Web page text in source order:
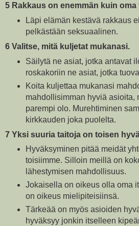
5 Rakkaus on enemmän kuin oma
Läpi elämän kestävä rakkaus
pelkästään seksuaalinen.
6 Valitse, mitä kuljetat mukanasi.
Säilytä ne asiat, jotka antavat
roskakoriin ne asiat, jotka
Koita kuljettaa mukanasi
mahdollisimman hyviä asioita,
parempi olo. Murehtiminen
kirkkauden joka puolelta.
7 Yksi suuria taitoja on toisen
Hyväksyminen pitää meidät
toisiimme. Silloin meillä on
lähestymisen mahdollisuus.
Jokaisella on oikeus olla oma
on oikeus mielipiteisiinsä.
Tärkeää on myös asioiden
hyväksyy jonkin itselleen